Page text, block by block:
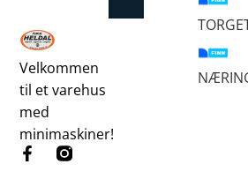
Velkommen
til et varehus
med
minimaskiner!